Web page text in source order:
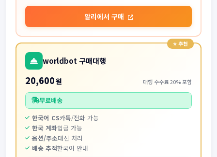
알리에서 구매
worldbot 구매대행
20,600원 대행 수수료 20% 포함
무료배송
한국어 CS카톡/전화 가능
한국 계좌입금 가능
옵션/주소대신 처리
배송 추적한국어 안내